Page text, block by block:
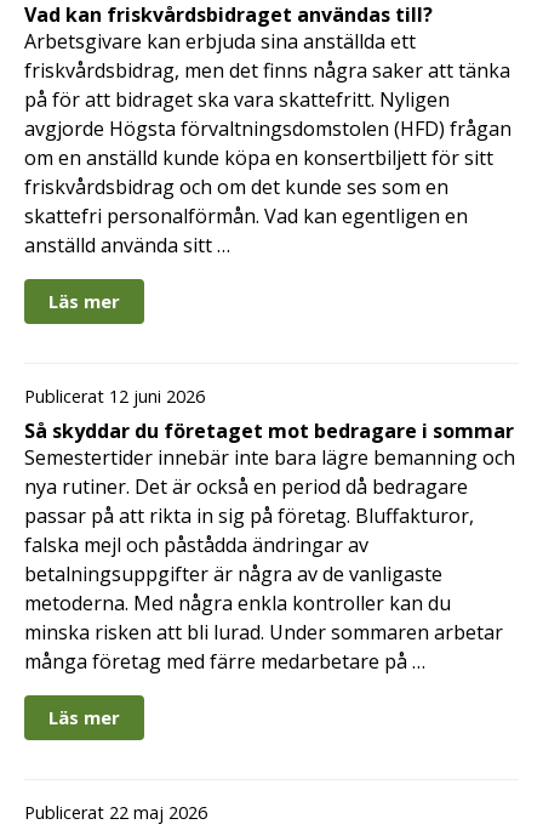
Vad kan friskvårdsbidraget användas till?
Arbetsgivare kan erbjuda sina anställda ett
friskvårdsbidrag, men det finns några saker att tänka
på för att bidraget ska vara skattefritt. Nyligen
avgjorde Högsta förvaltningsdomstolen (HFD) frågan
om en anställd kunde köpa en konsertbiljett för sitt
friskvårdsbidrag och om det kunde ses som en
skattefri personalförmån. Vad kan egentligen en
anställd använda sitt …
Läs mer
Publicerat 12 juni 2026
Så skyddar du företaget mot bedragare i sommar
Semestertider innebär inte bara lägre bemanning och
nya rutiner. Det är också en period då bedragare
passar på att rikta in sig på företag. Bluffakturor,
falska mejl och påstådda ändringar av
betalningsuppgifter är några av de vanligaste
metoderna. Med några enkla kontroller kan du
minska risken att bli lurad. Under sommaren arbetar
många företag med färre medarbetare på …
Läs mer
Publicerat 22 maj 2026